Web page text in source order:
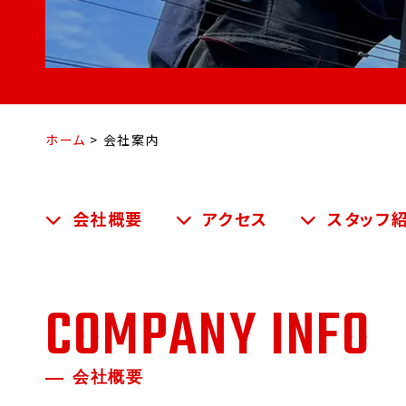
ホーム > 会社案内
会社概要 アクセス スタッフ
COMPANY INFO
会社概要